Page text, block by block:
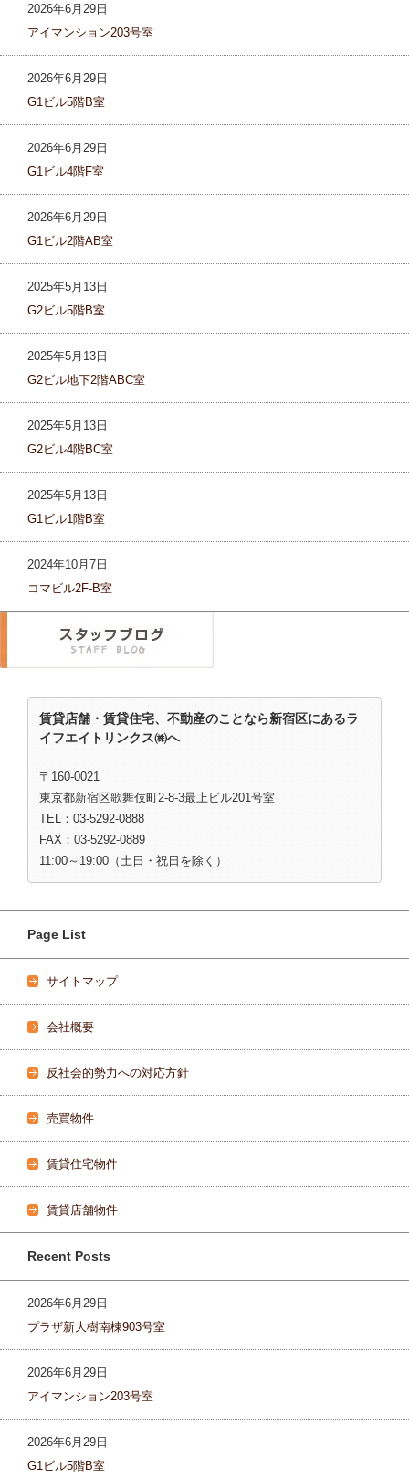
2026年6月29日
アイマンション203号室
2026年6月29日
G1ビル5階B室
2026年6月29日
G1ビル4階F室
2026年6月29日
G1ビル2階AB室
2025年5月13日
G2ビル5階B室
2025年5月13日
G2ビル地下2階ABC室
2025年5月13日
G2ビル4階BC室
2025年5月13日
G1ビル1階B室
2024年10月7日
コマビル2F-B室
賃貸店舗・賃貸住宅、不動産のことなら新宿区にあるラ
イフエイトリンクス㈱へ
〒160-0021
東京都新宿区歌舞伎町2-8-3最上ビル201号室
TEL：03-5292-0888
FAX：03-5292-0889
11:00～19:00（土日・祝日を除く）
Page List
サイトマップ
会社概要
反社会的勢力への対応方針
売買物件
賃貸住宅物件
賃貸店舗物件
Recent Posts
2026年6月29日
プラザ新大樹南棟903号室
2026年6月29日
アイマンション203号室
2026年6月29日
G1ビル5階B室